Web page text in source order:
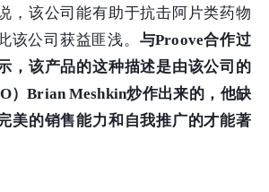
，该公司能有助于抗击阿片类药物
该公司获益匪浅。 与Proove合作过
，该产品的这种描述是由该公司的
）Brian Meshkin炒作出来的，他缺
美的销售能力和自我推广的才能著